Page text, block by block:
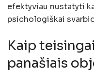
efektyviau nustatyti
psichologiškai
Kaip
panašiais